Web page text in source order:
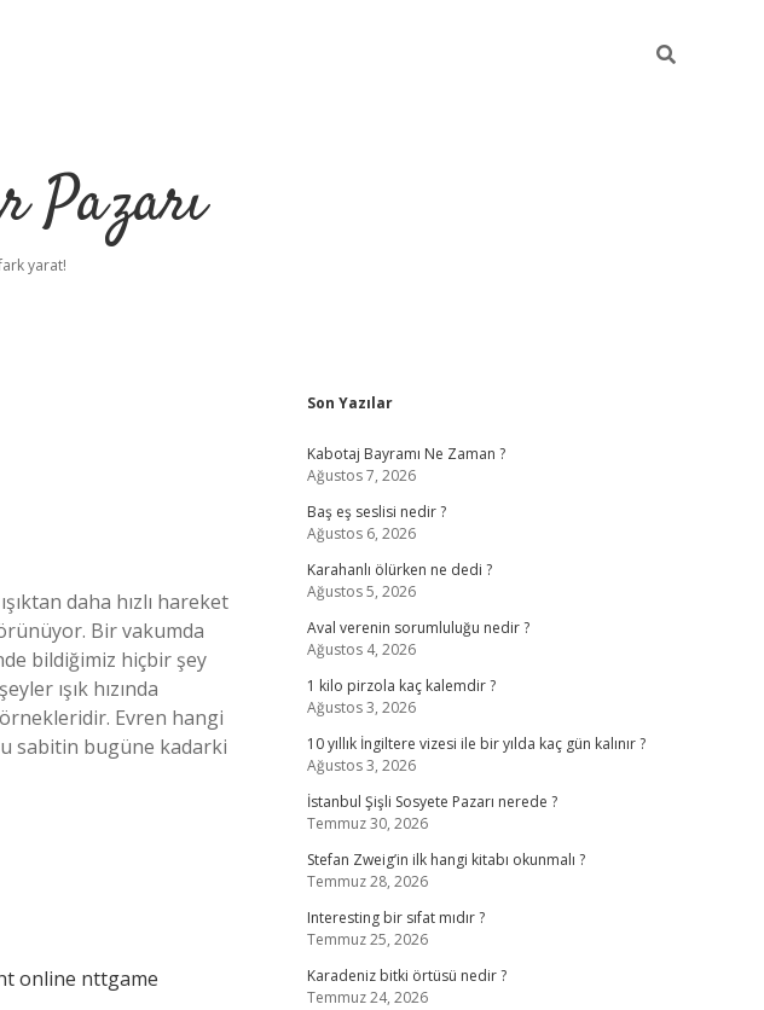
Pazarı
yarat!
daha hızlı hareket
Bir vakumda
bildiğimiz hiçbir şey
ışık hızında
Evren hangi
sabitin bugüne kadarki
online nttgame
Sidebar
Son Yazılar
Kabotaj Bayramı Ne Zaman ?
Ağustos 7, 2026
Baş eş seslisi nedir ?
Ağustos 6, 2026
Karahanlı ölürken ne dedi ?
Ağustos 5, 2026
Aval verenin sorumluluğu nedir ?
Ağustos 4, 2026
1 kilo pirzola kaç kalemdir ?
Ağustos 3, 2026
10 yıllık İngiltere vizesi ile bir yılda kaç gün kalınır ?
Ağustos 3, 2026
İstanbul Şişli Sosyete Pazarı nerede ?
Temmuz 30, 2026
Stefan Zweig’in ilk hangi kitabı okunmalı ?
Temmuz 28, 2026
Interesting bir sıfat mıdır ?
Temmuz 25, 2026
Karadeniz bitki örtüsü nedir ?
Temmuz 24, 2026